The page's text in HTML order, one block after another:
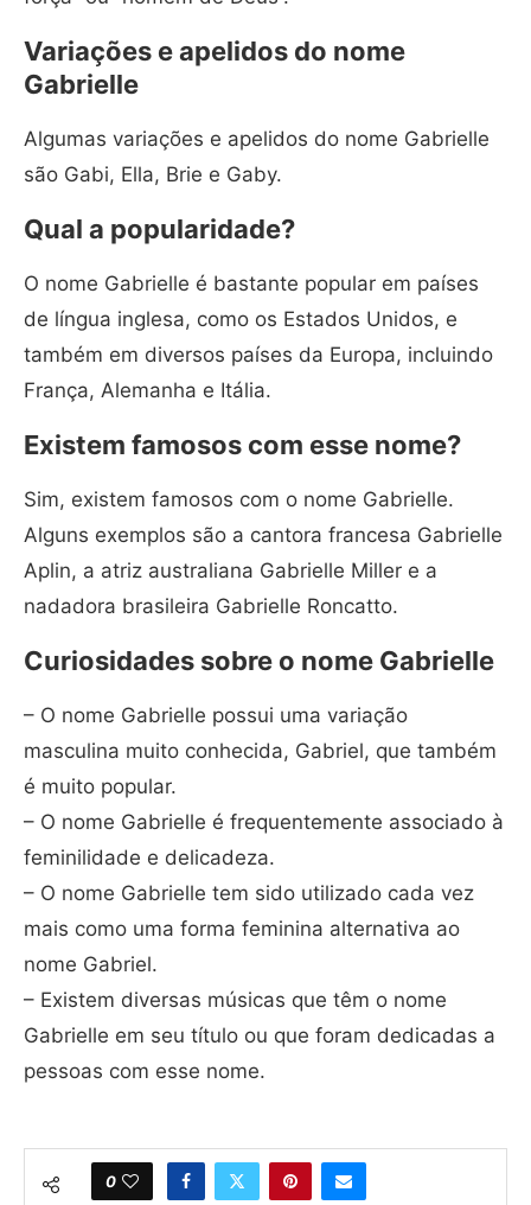
Variações e apelidos do nome
Gabrielle
Algumas variações e apelidos do nome Gabrielle
são Gabi, Ella, Brie e Gaby.
Qual a popularidade?
O nome Gabrielle é bastante popular em países
de língua inglesa, como os Estados Unidos, e
também em diversos países da Europa, incluindo
França, Alemanha e Itália.
Existem famosos com esse nome?
Sim, existem famosos com o nome Gabrielle.
Alguns exemplos são a cantora francesa Gabrielle
Aplin, a atriz australiana Gabrielle Miller e a
nadadora brasileira Gabrielle Roncatto.
Curiosidades sobre o nome Gabrielle
– O nome Gabrielle possui uma variação
masculina muito conhecida, Gabriel, que também
é muito popular.
– O nome Gabrielle é frequentemente associado à
feminilidade e delicadeza.
– O nome Gabrielle tem sido utilizado cada vez
mais como uma forma feminina alternativa ao
nome Gabriel.
– Existem diversas músicas que têm o nome
Gabrielle em seu título ou que foram dedicadas a
pessoas com esse nome.
0